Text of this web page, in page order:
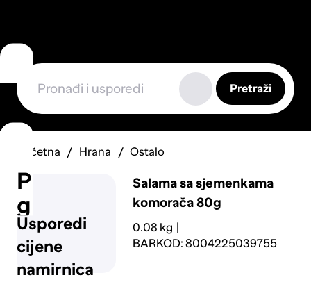
Usporedi
cijene
namirnica
Prijavi
grešku
Pretraži
Početna Hrana Ostalo
Salama sa sjemenkama
komorača 80g
0.08 kg
BARKOD: 8004225039755